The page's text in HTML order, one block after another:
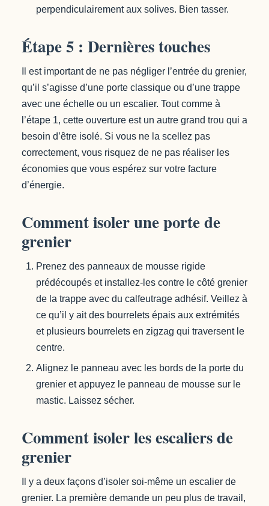
perpendiculairement aux solives. Bien tasser.
Étape 5 : Dernières touches
Il est important de ne pas négliger l’entrée du grenier,
qu’il s’agisse d’une porte classique ou d’une trappe
avec une échelle ou un escalier. Tout comme à
l’étape 1, cette ouverture est un autre grand trou qui a
besoin d’être isolé. Si vous ne la scellez pas
correctement, vous risquez de ne pas réaliser les
économies que vous espérez sur votre facture
d’énergie.
Comment isoler une porte de
grenier
Prenez des panneaux de mousse rigide
prédécoupés et installez-les contre le côté grenier
de la trappe avec du calfeutrage adhésif. Veillez à
ce qu’il y ait des bourrelets épais aux extrémités
et plusieurs bourrelets en zigzag qui traversent le
centre.
Alignez le panneau avec les bords de la porte du
grenier et appuyez le panneau de mousse sur le
mastic. Laissez sécher.
Comment isoler les escaliers de
grenier
Il y a deux façons d’isoler soi-même un escalier de
grenier. La première demande un peu plus de travail,